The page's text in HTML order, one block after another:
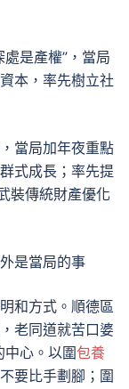
是產權”，當局
本，率先樹立社
局加年夜重點
式成長；率先提
裝傳統財產優化
是當局的事
和方式。順德區
老同道就苦口婆
中心。以圍包養
要比手劃腳；圍